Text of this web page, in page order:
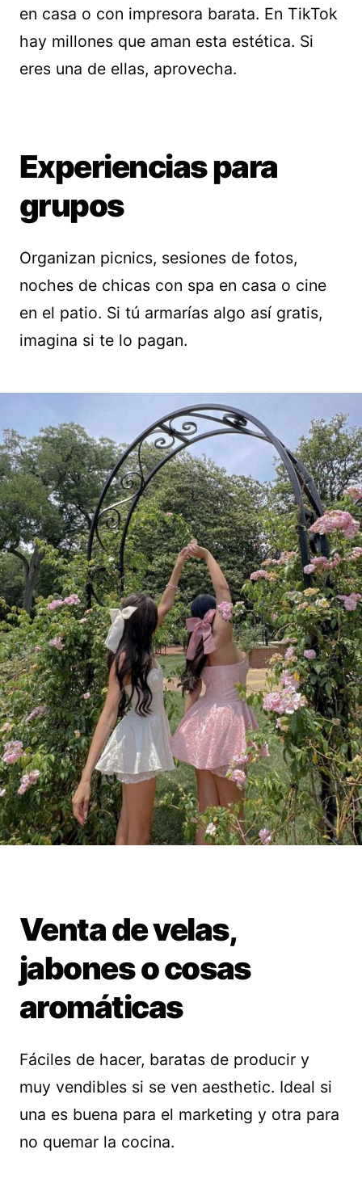
en casa o con impresora barata. En TikTok
hay millones que aman esta estética. Si
eres una de ellas, aprovecha.
Experiencias para
grupos
Organizan picnics, sesiones de fotos,
noches de chicas con spa en casa o cine
en el patio. Si tú armarías algo así gratis,
imagina si te lo pagan.
Venta de velas,
jabones o cosas
aromáticas
Fáciles de hacer, baratas de producir y
muy vendibles si se ven aesthetic. Ideal si
una es buena para el marketing y otra para
no quemar la cocina.